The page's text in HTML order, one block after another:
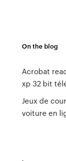
On the blog
Acrobat
xp 32 bit
Jeux de
voiture en